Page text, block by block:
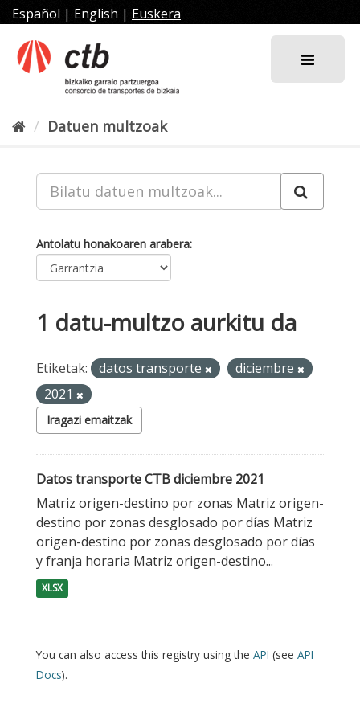
Joan
edukira
Español | English | Euskera
Datuen multzoak
Antolatu honakoaren arabera
1 datu-multzo aurkitu da
Etiketak: datos transporte
diciembre
2021
Iragazi emaitzak
Datos transporte CTB diciembre 2021
Matriz origen-destino por zonas Matriz origen-
destino por zonas desglosado por días Matriz
origen-destino por zonas desglosado por días
y franja horaria Matriz origen-destino...
XLSX
You can also access this registry using the API (see API
Docs).